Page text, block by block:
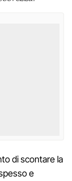
di scontare la
e